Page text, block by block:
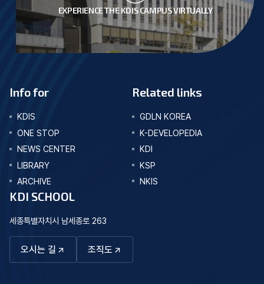
EXPERIENCE THE KDIS CAMPUS VIRTUALLY
Info for
KDIS
ONE STOP
NEWS CENTER
LIBRARY
ARCHIVE
Related links
GDLN KOREA
K-DEVELOPEDIA
KDI
KSP
NKIS
KDI SCHOOL
세종특별자치시 남세종로 263
오시는 길 조직도